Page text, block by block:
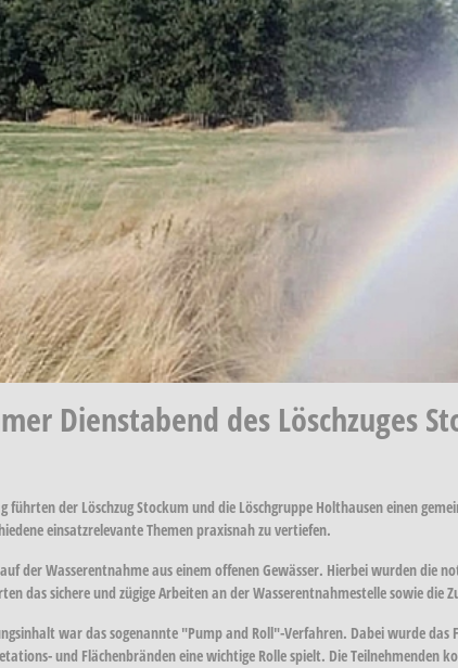
Dienstabend des Löschzuges
führten der Löschzug Stockum und die Löschgruppe Holthausen einen
einsatzrelevante Themen praxisnah zu vertiefen.
der Wasserentnahme aus einem offenen Gewässer. Hierbei wurden die
das sichere und zügige Arbeiten an der Wasserentnahmestelle sowie die
war das sogenannte "Pump and Roll"-Verfahren. Dabei wurde
und Flächenbränden eine wichtige Rolle spielt. Die